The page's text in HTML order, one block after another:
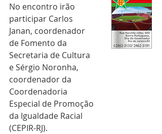
No encontro irão
participar Carlos
Janan, coordenador
de Fomento da
Secretaria de Cultura
e Sérgio Noronha,
coordenador da
Coordenadoria
Especial de Promoção
da Igualdade Racial
(CEPIR-RJ).